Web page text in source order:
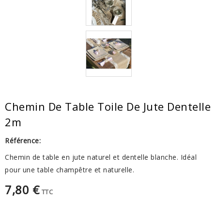
Chemin De Table Toile De Jute Dentelle
2m
Référence:
Chemin de table en jute naturel et dentelle blanche. Idéal
pour une table champêtre et naturelle.
7,80 € TTC